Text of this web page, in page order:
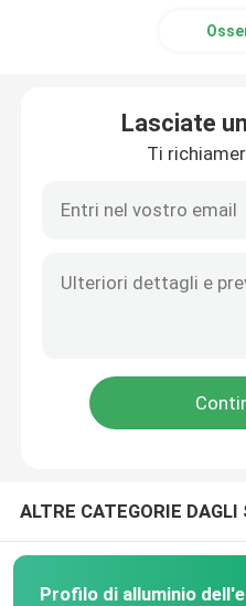
Lasciate
Ti
ALTRE CATEGORIE
Profilo di alluminio